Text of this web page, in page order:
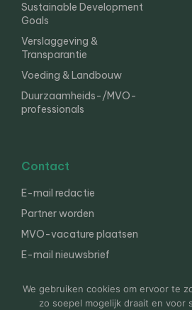
Sustainable Development
Goals
Verslaggeving &
Transparantie
Voeding & Landbouw
Duurzaamheids-/MVO-
professionals
Contact
E-mail redactie
Partner worden
MVO-vacature plaatsen
E-mail nieuwsbrief
We gebruiken cookies om ervoor te
zo soepel mogelijk draait en voor